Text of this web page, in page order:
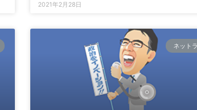
2021年2月28日
ネット